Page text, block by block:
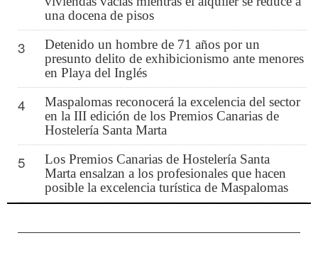
una docena de pisos
3
Detenido un hombre de 71 años por un
presunto delito de exhibicionismo ante menores
en Playa del Inglés
4
Maspalomas reconocerá la excelencia del sector
en la III edición de los Premios Canarias de
Hostelería Santa Marta
5
Los Premios Canarias de Hostelería Santa
Marta ensalzan a los profesionales que hacen
posible la excelencia turística de Maspalomas